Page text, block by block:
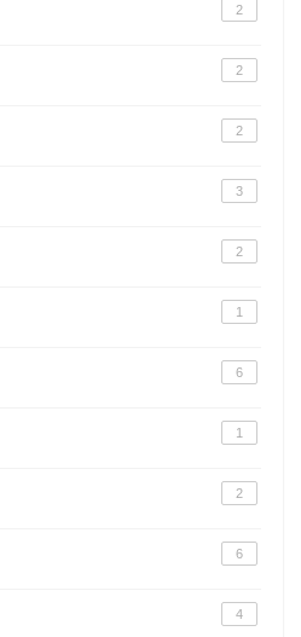
2
2
2
3
2
1
6
1
2
6
4